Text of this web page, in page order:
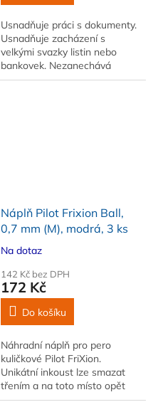
Usnadňuje práci s dokumenty.
Usnadňuje zacházení s
velkými svazky listin nebo
bankovek. Nezanechává
mastné skvrny
Náplň Pilot Frixion Ball,
0,7 mm (M), modrá, 3 ks
Na dotaz
142 Kč bez DPH
172 Kč
Do košíku
Náhradní náplň pro pero
kuličkové Pilot FriXion.
Unikátní inkoust lze smazat
třením a na toto místo opět
psát. Průměr hrotu 0,7 mm.